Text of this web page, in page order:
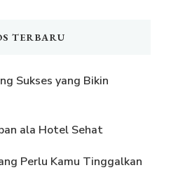
TERBARU
Sukses yang Bikin
ala Hotel Sehat
Perlu Kamu Tinggalkan